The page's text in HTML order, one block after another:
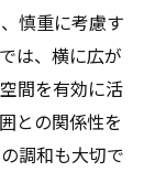
慎重に考慮す
は、横に広が
間を有効に活
との関係性を
調和も大切で